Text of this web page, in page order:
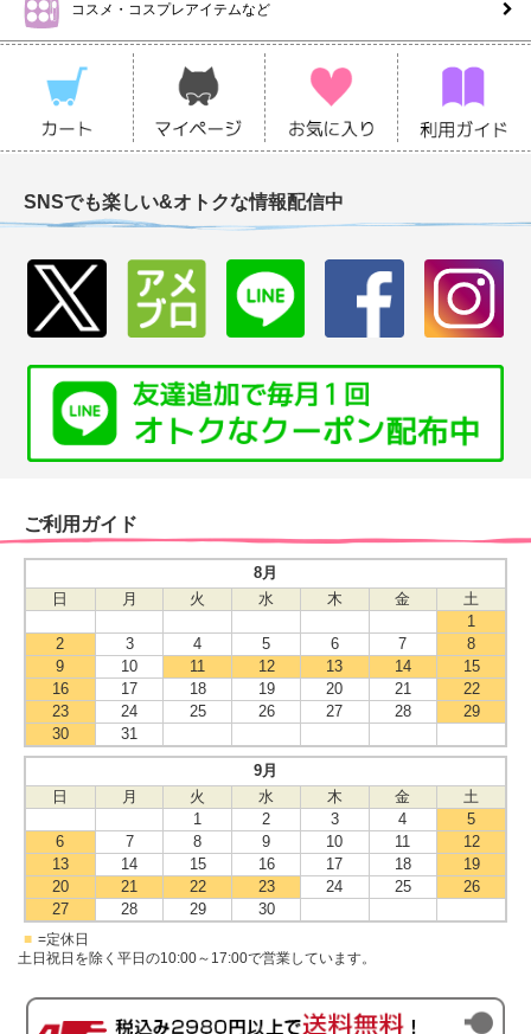
コスメ・コスプレアイテムなど
SNSでも楽しい&オトクな情報配信中
ご利用ガイド
8月
日
月 火 水 木 金
土
1
2
3 4 5 6 7
8
9
10 11 12 13 14
15
16
17 18 19 20 21
22
23
24 25 26 27 28
29
30
31
9月
日
月 火 水 木 金
土
1
2 3 4
5
6
7 8 9 10 11
12
13
14 15 16 17 18
19
20
21 22 23 24 25
26
27
28 29 30
■ =定休日
土日祝日を除く平日の10:00～17:00で営業しています。